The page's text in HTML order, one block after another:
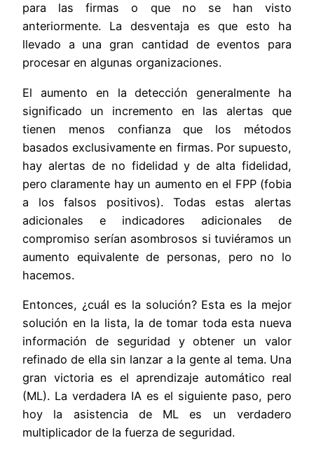
para las firmas o que no se han visto
anteriormente. La desventaja es que esto ha
llevado a una gran cantidad de eventos para
procesar en algunas organizaciones.
El aumento en la detección generalmente ha
significado un incremento en las alertas que
tienen menos confianza que los métodos
basados ​​exclusivamente en firmas. Por supuesto,
hay alertas de no fidelidad y de alta fidelidad,
pero claramente hay un aumento en el FPP (fobia
a los falsos positivos). Todas estas alertas
adicionales e indicadores adicionales de
compromiso serían asombrosos si tuviéramos un
aumento equivalente de personas, pero no lo
hacemos.
Entonces, ¿cuál es la solución? Esta es la mejor
solución en la lista, la de tomar toda esta nueva
información de seguridad y obtener un valor
refinado de ella sin lanzar a la gente al tema. Una
gran victoria es el aprendizaje automático real
(ML). La verdadera IA es el siguiente paso, pero
hoy la asistencia de ML es un verdadero
multiplicador de la fuerza de seguridad.